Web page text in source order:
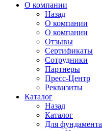
О компании
Назад
О компании
О компании
Отзывы
Сертификаты
Сотрудники
Партнеры
Пресс-Центр
Реквизиты
Каталог
Назад
Каталог
Для фундамента